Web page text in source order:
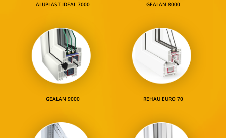
ALUPLAST IDEAL 7000 GEALAN 8000
GEALAN 9000 REHAU EURO 70